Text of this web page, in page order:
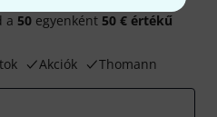
a 50 egyenként 50 € értékű
Akciók Thomann